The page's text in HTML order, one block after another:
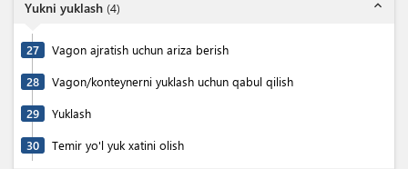
Yukni yuklash (4) expand_less
27 Vagon ajratish uchun ariza berish
28 Vagon/konteynerni yuklash uchun qabul qilish
29 Yuklash
30 Temir yo'l yuk xatini olish